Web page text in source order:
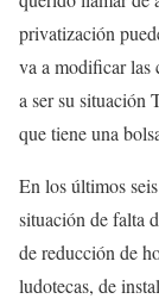
privatización
va a modificar las
a ser su situación
que tiene una
En los últimos
situación de falta
de reducción de
ludotecas, de